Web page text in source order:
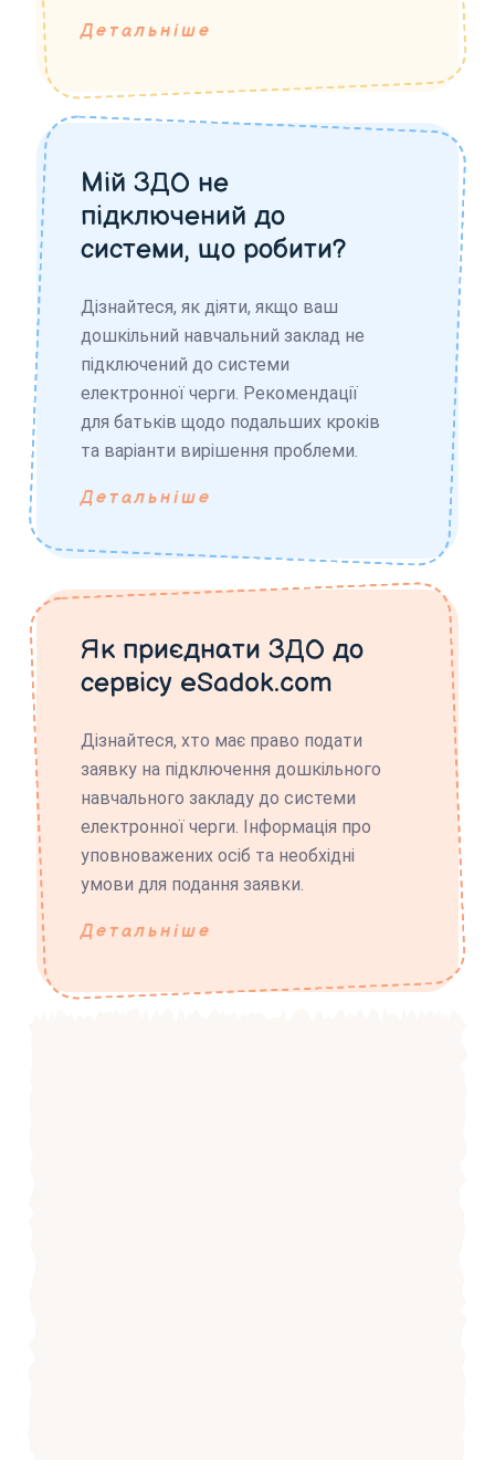
Детальніше
Мій ЗДО не
підключений до
системи, що робити?
Дізнайтеся, як діяти, якщо ваш
дошкільний навчальний заклад не
підключений до системи
електронної черги. Рекомендації
для батьків щодо подальших кроків
та варіанти вирішення проблеми.
Детальніше
Як приєднати ЗДО до
сервісу eSadok.com
Дізнайтеся, хто має право подати
заявку на підключення дошкільного
навчального закладу до системи
електронної черги. Інформація про
уповноважених осіб та необхідні
умови для подання заявки.
Детальніше